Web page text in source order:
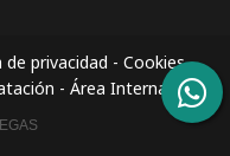
de privacidad - Cookies-
- Área Interna